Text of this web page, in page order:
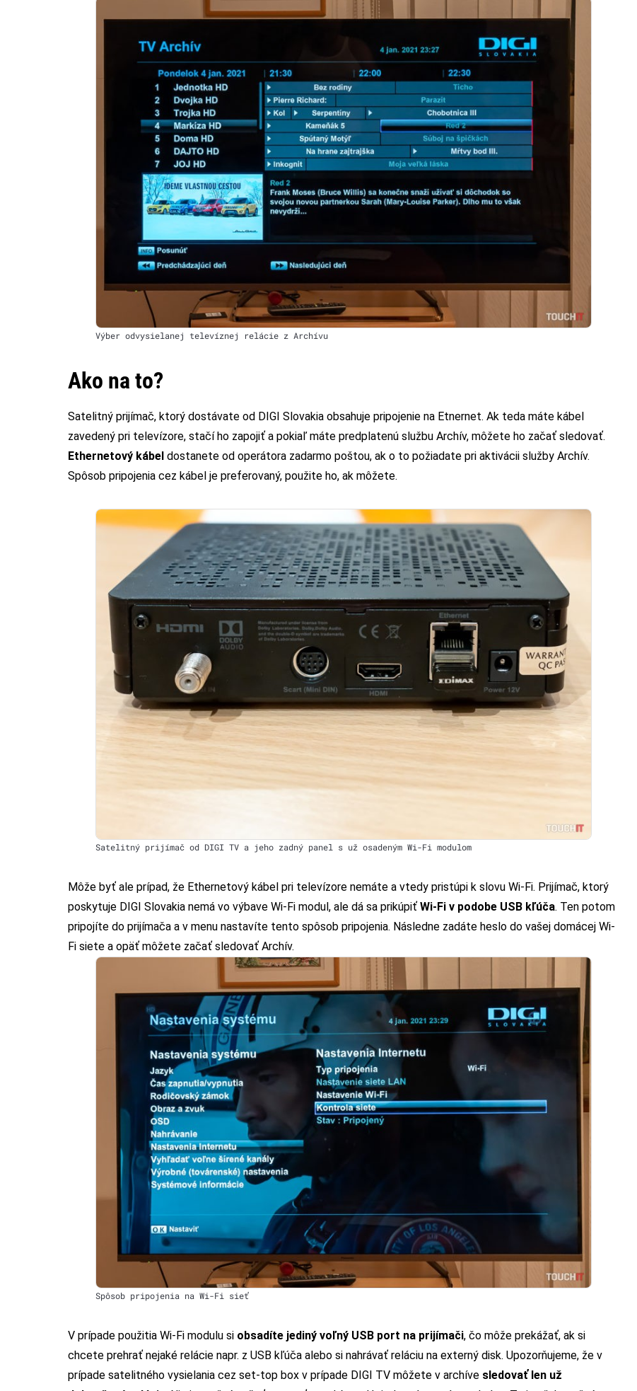
Výber odvysielanej televíznej relácie z Archívu
Ako na to?
Satelitný prijímač, ktorý dostávate od DIGI Slovakia obsahuje pripojenie na Etnernet. Ak teda máte kábel
zavedený pri televízore, stačí ho zapojiť a pokiaľ máte predplatenú službu Archív, môžete ho začať sledovať.
Ethernetový kábel dostanete od operátora zadarmo poštou, ak o to požiadate pri aktivácii služby Archív.
Spôsob pripojenia cez kábel je preferovaný, použite ho, ak môžete.
Satelitný prijímač od DIGI TV a jeho zadný panel s už osadeným Wi-Fi modulom
Môže byť ale prípad, že Ethernetový kábel pri televízore nemáte a vtedy pristúpi k slovu Wi-Fi. Prijímač, ktorý
poskytuje DIGI Slovakia nemá vo výbave Wi-Fi modul, ale dá sa prikúpiť Wi-Fi v podobe USB kľúča. Ten potom
pripojíte do prijímača a v menu nastavíte tento spôsob pripojenia. Následne zadáte heslo do vašej domácej Wi-
Fi siete a opäť môžete začať sledovať Archív.
Spôsob pripojenia na Wi-Fi sieť
V prípade použitia Wi-Fi modulu si obsadíte jediný voľný USB port na prijímači, čo môže prekážať, ak si
chcete prehrať nejaké relácie napr. z USB kľúča alebo si nahrávať reláciu na externý disk. Upozorňujeme, že v
prípade satelitného vysielania cez set-top box v prípade DIGI TV môžete v archíve sledovať len už